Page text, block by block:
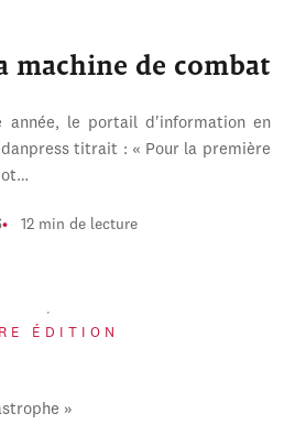
machine de combat
année, le portail d'information en
titrait : « Pour la première
12 min de lecture
ÉDITION
»